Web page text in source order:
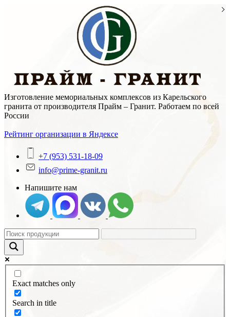
Изготовление мемориальных комплексов из Карельского
гранита от производителя Прайм – Гранит. Работаем по всей
России
Рейтинг организации в Яндексе
+7 (953) 531-18-09
info@prime-granit.ru
Напишите нам
Exact matches only
Search in title